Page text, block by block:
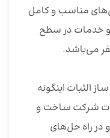
مناسب و کامل
و خدمات در سطح
می‌باشد.
الثبات اینگونه
شرکت ساخت و
در راه حل‌های